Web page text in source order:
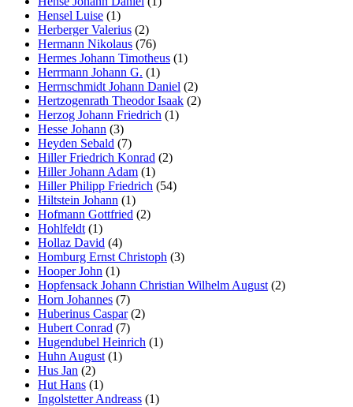
Hensel Luise (1)
Herberger Valerius (2)
Hermann Nikolaus (76)
Hermes Johann Timotheus (1)
Herrmann Johann G. (1)
Herrnschmidt Johann Daniel (2)
Hertzogenrath Theodor Isaak (2)
Herzog Johann Friedrich (1)
Hesse Johann (3)
Heyden Sebald (7)
Hiller Friedrich Konrad (2)
Hiller Johann Adam (1)
Hiller Philipp Friedrich (54)
Hiltstein Johann (1)
Hofmann Gottfried (2)
Hohlfeldt (1)
Hollaz David (4)
Homburg Ernst Christoph (3)
Hooper John (1)
Hopfensack Johann Christian Wilhelm August (2)
Horn Johannes (7)
Huberinus Caspar(2)
Hubert Conrad (7)
Hugendubel Heinrich (1)
Huhn August (1)
Hus Jan (2)
Hut Hans (1)
Ingolstetter Andreass (1)